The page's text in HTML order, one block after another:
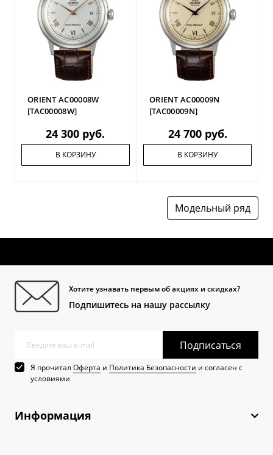
ORIENT AC00008W
[TAC00008W]
24 300 руб.
В КОРЗИНУ
ORIENT AC00009N
[TAC00009N]
24 700 руб.
В КОРЗИНУ
Модельный ряд
Хотите узнавать первым об акциях и скидках?
Подпишитесь на нашу рассылку
Подписаться
Я прочитал Оферта и Политика Безопасности и согласен с
условиями
Информация